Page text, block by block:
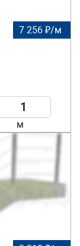
7 256 ₽/м
м